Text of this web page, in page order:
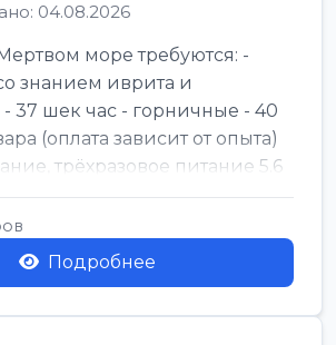
04.08.2026
море требуются: -
знанием иврита и
- 37 шек час - горничные - 40
(оплата зависит от опыта)
трёхразовое питание 5.6
Подробнее